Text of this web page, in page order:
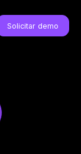
Solicitar demo